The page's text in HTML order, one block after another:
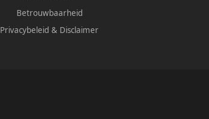
Betrouwbaarheid
Privacybeleid & Disclaimer